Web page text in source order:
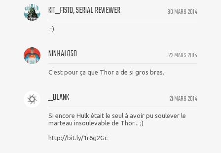
30 MARS 2014
KIT_FISTO, SERIAL REVIEWER
:-)
22 MARS 2014
NINHALO50
C'est pour ça que Thor a de si gros bras.
21 MARS 2014
_BLANK
Si encore Hulk était le seul à avoir pu soulever le
marteau insoulevable de Thor... ;)
http://bit.ly/1r6g2Gc